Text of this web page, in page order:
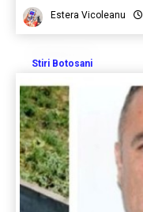
Estera Vicoleanu
Stiri Botosani